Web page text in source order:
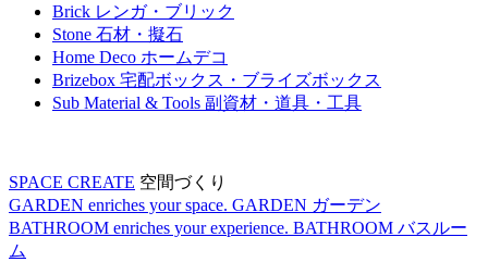
Brick レンガ・ブリック
Stone 石材・擬石
Home Deco ホームデコ
Brizebox 宅配ボックス・ブライズボックス
Sub Material & Tools 副資材・道具・工具
SPACE CREATE 空間づくり
GARDEN enriches your space. GARDEN ガーデン
BATHROOM enriches your experience. BATHROOM バスルー
ム